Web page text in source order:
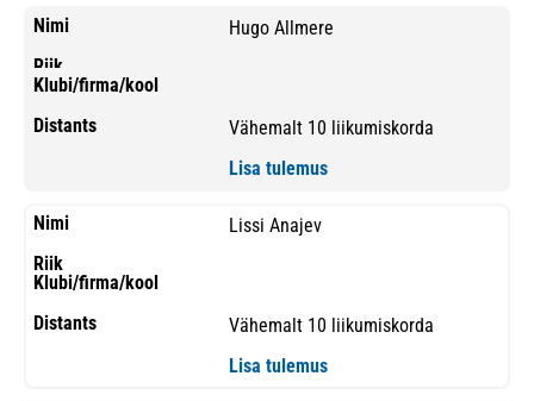
Hugo Allmere
Vähemalt 10 liikumiskorda
Lisa tulemus
Lissi Anajev
Vähemalt 10 liikumiskorda
Lisa tulemus